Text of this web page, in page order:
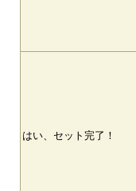
はい、セット完了！